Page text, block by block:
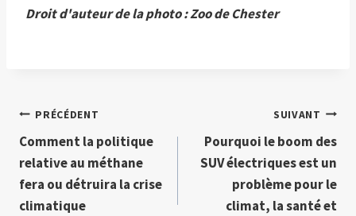
Droit d'auteur de la photo : Zoo de Chester
Navigation
de
l’article
PRÉCÉDENT
Comment la politique
relative au méthane
fera ou détruira la crise
climatique
SUIVANT
Pourquoi le boom des
SUV électriques est un
problème pour le
climat, la santé et